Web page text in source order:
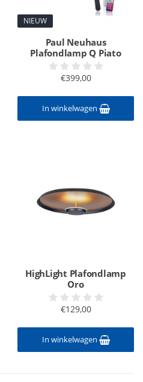
NIEUW
Paul Neuhaus
Plafondlamp Q Piato
€399,00
In winkelwagen
HighLight Plafondlamp
Oro
€129,00
In winkelwagen